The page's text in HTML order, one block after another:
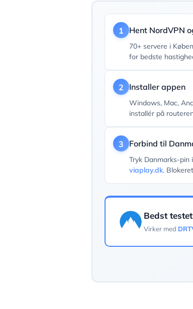
1 Hent NordVPN
70+ servere i
for bedste
2 Installer appen
Windows, Mac,
installér på
3 Forbind til
Tryk Danmarks-pin
viaplay.dk.
Bedst
Virker med